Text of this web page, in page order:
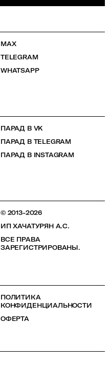
MAX
TELEGRAM
WHATSAPP
ПАРАД В VK
ПАРАД В TELEGRAM
ПАРАД В INSTAGRAM
© 2013-2026
ИП ХАЧАТУРЯН А.С.
ВСЕ ПРАВА
ЗАРЕГИСТРИРОВАНЫ.
ПОЛИТИКА
КОНФИДЕНЦИАЛЬНОСТИ
ОФЕРТА